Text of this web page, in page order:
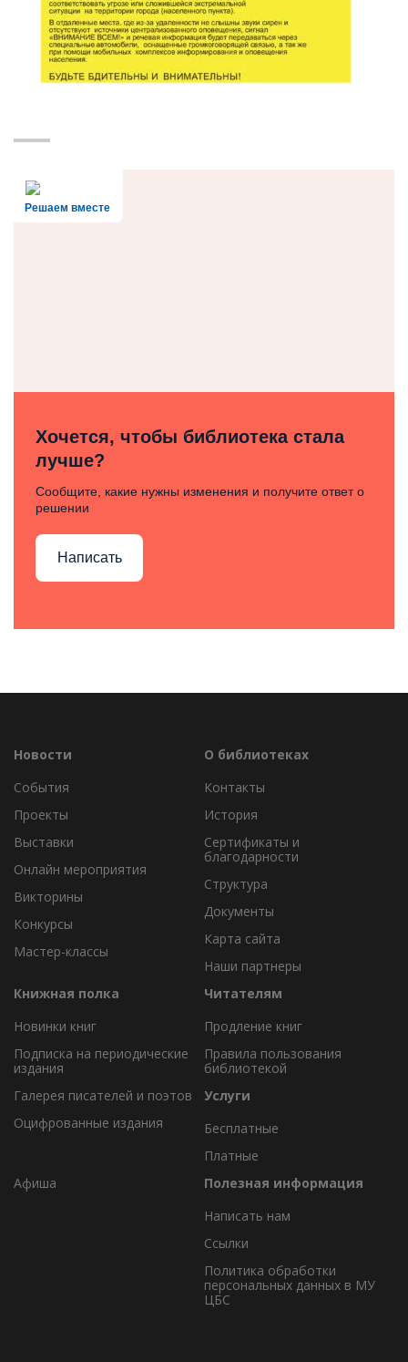
Решаем вместе
Хочется, чтобы библиотека стала
лучше?
Сообщите, какие нужны изменения и получите ответ о
решении
Написать
Новости
События
Проекты
Выставки
Онлайн мероприятия
Викторины
Конкурсы
Мастер-классы
О библиотеках
Контакты
История
Сертификаты и
благодарности
Структура
Документы
Карта сайта
Наши партнеры
Книжная полка
Новинки книг
Подписка на периодические
издания
Галерея писателей и поэтов
Оцифрованные издания
Читателям
Продление книг
Правила пользования
библиотекой
Услуги
Бесплатные
Платные
Афиша
Полезная информация
Написать нам
Ссылки
Политика обработки
персональных данных в МУ
ЦБС